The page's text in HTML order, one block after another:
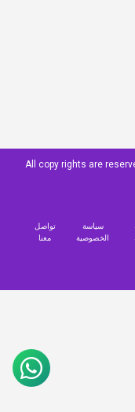
All copy rights are
تواصل
معنا
سياسة
الخصوصية